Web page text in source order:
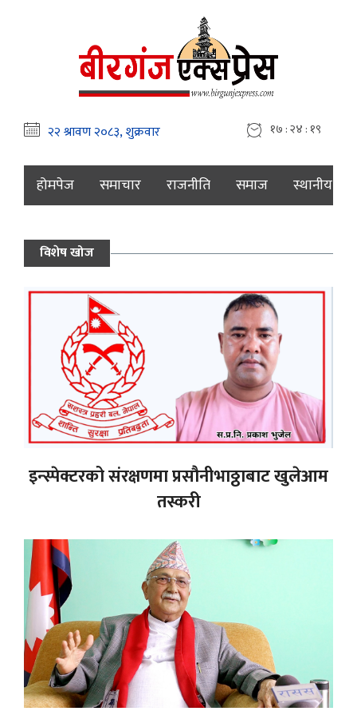
१७ : २४ : १९
होमपेज समाचार राजनीति समाज स्थानीय
विशेष खोज
इन्स्पेक्टरको संरक्षणमा प्रसौनीभाठ्ठाबाट खुलेआम
तस्करी